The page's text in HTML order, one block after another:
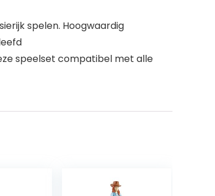
spelen. Hoogwaardig
speelset compatibel met alle